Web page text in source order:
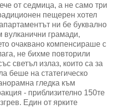
от седмица, а не само три
пещерен хотел
ни бе буквално
вулканични грамади,
очаквано компенсираше с
не бихме повторили
светъл излаз, които са за
беше на статегическо
гледка към
- приблизително 150те
Един от ярките